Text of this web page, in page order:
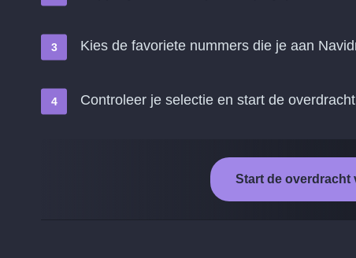
Kies de favoriete nummers die je aan
Controleer je selectie en start de overdracht
Start de overdracht